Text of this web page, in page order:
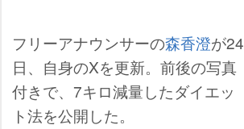
フリーアナウンサーの森香澄が24
日、自身のXを更新。前後の写真
付きで、7キロ減量したダイエッ
ト法を公開した。